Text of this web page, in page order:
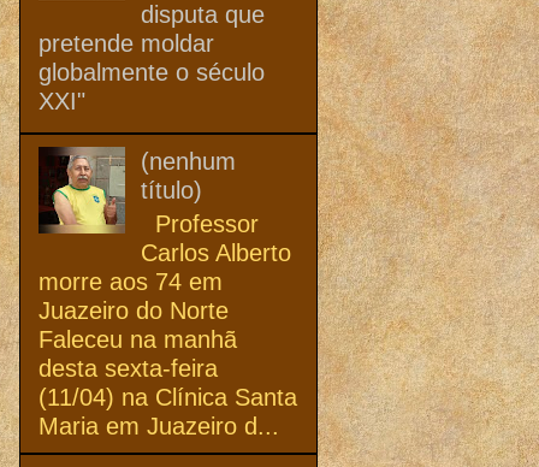
disputa que
pretende moldar
globalmente o século
XXI"
(nenhum
título)
Professor
Carlos Alberto
morre aos 74 em
Juazeiro do Norte
Faleceu na manhã
desta sexta-feira
(11/04) na Clínica Santa
Maria em Juazeiro d...